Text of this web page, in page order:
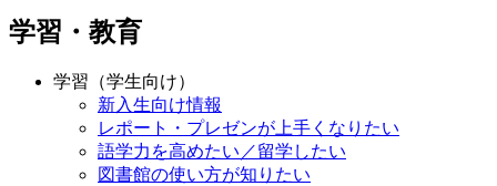
学習・教育
学習（学生向け）
新入生向け情報
レポート・プレゼンが上手くなりたい
語学力を高めたい／留学したい
図書館の使い方が知りたい